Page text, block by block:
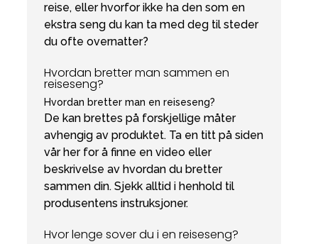
reise, eller hvorfor ikke ha den som en
ekstra seng du kan ta med deg til steder
du ofte overnatter?
Hvordan bretter man sammen en
reiseseng?
Hvordan bretter man en reiseseng?
De kan brettes på forskjellige måter
avhengig av produktet. Ta en titt på siden
vår her for å finne en video eller
beskrivelse av hvordan du bretter
sammen din. Sjekk alltid i henhold til
produsentens instruksjoner.
Hvor lenge sover du i en reiseseng?